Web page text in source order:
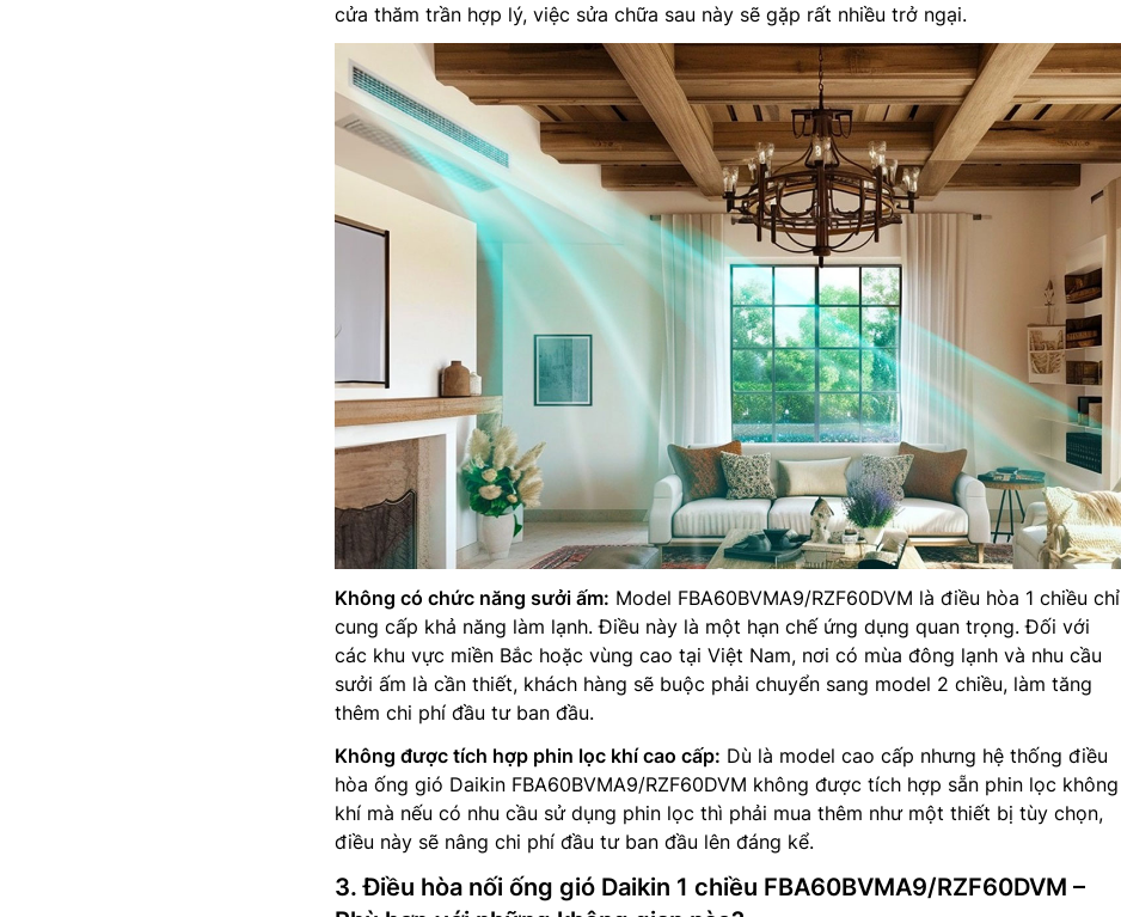
cửa thăm trần hợp lý, việc sửa chữa sau này sẽ gặp rất nhiều trở ngại.
Không có chức năng sưởi ấm: Model FBA60BVMA9/RZF60DVM là điều hòa 1 chiều chỉ
cung cấp khả năng làm lạnh. Điều này là một hạn chế ứng dụng quan trọng. Đối với
các khu vực miền Bắc hoặc vùng cao tại Việt Nam, nơi có mùa đông lạnh và nhu cầu
sưởi ấm là cần thiết, khách hàng sẽ buộc phải chuyển sang model 2 chiều, làm tăng
thêm chi phí đầu tư ban đầu.
Không được tích hợp phin lọc khí cao cấp: Dù là model cao cấp nhưng hệ thống điều
hòa ống gió Daikin FBA60BVMA9/RZF60DVM không được tích hợp sẵn phin lọc không
khí mà nếu có nhu cầu sử dụng phin lọc thì phải mua thêm như một thiết bị tùy chọn,
điều này sẽ nâng chi phí đầu tư ban đầu lên đáng kể.
3. Điều hòa nối ống gió Daikin 1 chiều FBA60BVMA9/RZF60DVM –